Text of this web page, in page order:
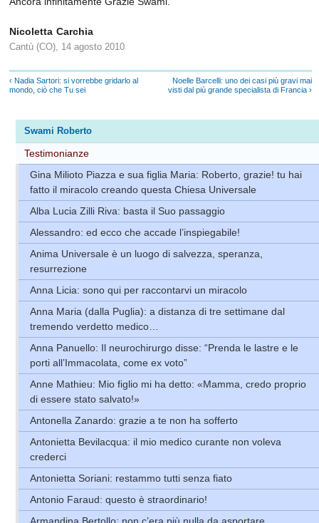
Nicoletta Carchia
Cantù (CO), 14 agosto 2010
‹ Nadia Sartori: si vorrebbe gridarlo al
mondo, ciò che Tu sei
Noelle Barcelli: uno dei casi più gravi mai
visti dal più grande specialista di Francia ›
Swami Roberto
Testimonianze
Gina Milioto Piazza e sua figlia Maria: Roberto, grazie! tu hai
fatto il miracolo creando questa Chiesa Universale
Alba Lucia Zilli Riva: basta il Suo passaggio
Alessandro: ed ecco che accade l’inspiegabile!
Anima Universale è un luogo di salvezza, speranza,
resurrezione
Anna Licia: sono qui per raccontarvi un miracolo
Anna Maria (dalla Puglia): a distanza di tre settimane dal
tremendo verdetto medico…
Anna Panuello: Il neurochirurgo disse: “Prenda le lastre e le
porti all’Immacolata, come ex voto”
Anne Mathieu: Mio figlio mi ha detto: «Mamma, credo proprio
di essere stato salvato!»
Antonella Zanardo: grazie a te non ha sofferto
Antonietta Bevilacqua: il mio medico curante non voleva
crederci
Antonietta Soriani: restammo tutti senza fiato
Antonio Faraud: questo è straordinario!